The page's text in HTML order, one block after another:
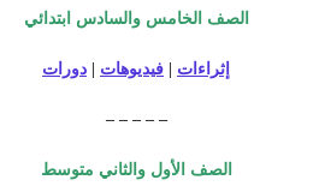
الصف الخامس والسادس ابتدائي
إثراءات فيديوهات دورات
– – – – –
الصف الأول والثاني متوسط